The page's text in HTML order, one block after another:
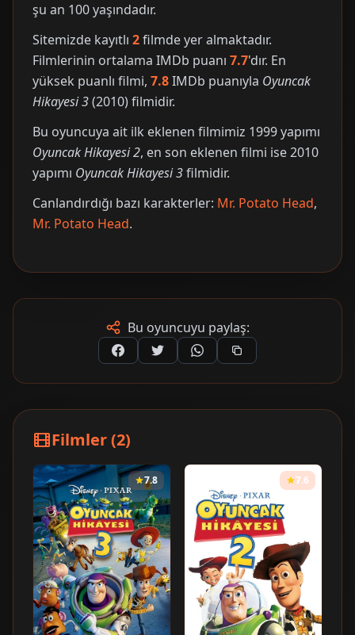
şu an 100 yaşındadır.
Sitemizde kayıtlı 2filmde yer almaktadır.
Filmlerinin ortalama IMDb puanı 7.7'dır. En
yüksek puanlı filmi, 7.8IMDb puanıyla Oyuncak
Hikayesi 3(2010) filmidir.
Bu oyuncuya ait ilk eklenen filmimiz 1999 yapımı
Oyuncak Hikayesi 2, en son eklenen filmi ise 2010
yapımı Oyuncak Hikayesi 3filmidir.
Canlandırdığı bazı karakterler: Mr. Potato Head,
Mr. Potato Head.
Bu oyuncuyu paylaş:
Filmler (2)
7.8 7.6